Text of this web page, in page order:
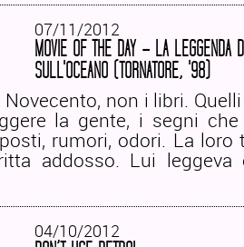
07/11/2012
MOVIE OF THE DAY – LA LEGGENDA
SULL'OCEANO (TORNATORE, '98)
Novecento, non i libri.
la gente, i segni
rumori, odori. La loro
addosso. Lui
04/10/2012